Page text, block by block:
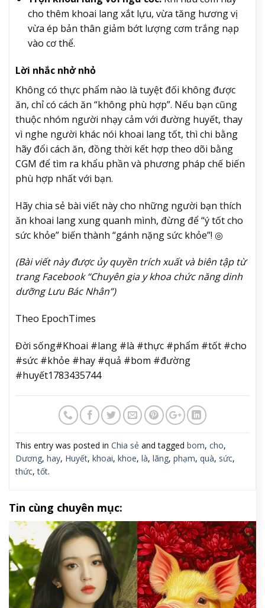
cho thêm khoai lang xắt lựu, vừa tăng hương vị
vừa ép bản thân giảm bớt lượng cơm trắng nạp
vào cơ thể.
Lời nhắc nhở nhỏ
Không có thực phẩm nào là tuyệt đối không được
ăn, chỉ có cách ăn “không phù hợp”. Nếu bạn cũng
thuộc nhóm người nhạy cảm với đường huyết, thay
vì nghe người khác nói khoai lang tốt, thì chi bằng
hãy đổi cách ăn, đồng thời kết hợp theo dõi bằng
CGM để tìm ra khẩu phần và phương pháp chế biến
phù hợp nhất với bạn.
Hãy chia sẻ bài viết này cho những người bạn thích
ăn khoai lang xung quanh mình, đừng để “ý tốt cho
sức khỏe” biến thành “gánh nặng sức khỏe”! ◎
(Bài viết này được ủy quyền trích xuất và biên tập từ
trang Facebook “Chuyên gia y khoa chức năng dinh
dưỡng Lưu Bác Nhân”)
Theo EpochTimes
Đời sống#Khoai #lang #là #thực #phẩm #tốt #cho
#sức #khỏe #hay #quả #bom #đường
#huyết1783435744
This entry was posted in Chia sẻ and tagged bom, cho,
Dương, hay, Huyết, khoai, khoe, là, lãng, phạm, quà, sức,
thức,tốt.
Tin cùng chuyên mục: